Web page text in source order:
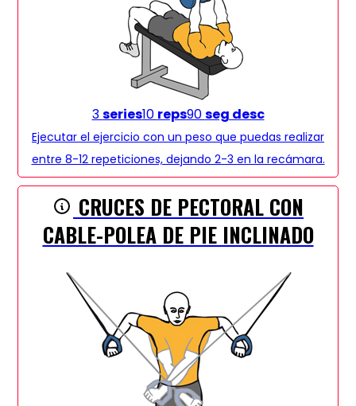
3series10 reps90seg desc
Ejecutar el ejercicio con un peso que puedas realizar
entre 8-12 repeticiones, dejando 2-3 en la recámara.
CRUCES DE PECTORAL CON
CABLE-POLEA DE PIE INCLINADO